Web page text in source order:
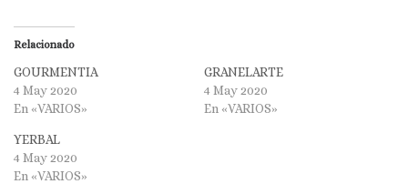
Relacionado
GOURMENTIA
4 May 2020
En «VARIOS»
GRANELARTE
4 May 2020
En «VARIOS»
YERBAL
4 May 2020
En «VARIOS»